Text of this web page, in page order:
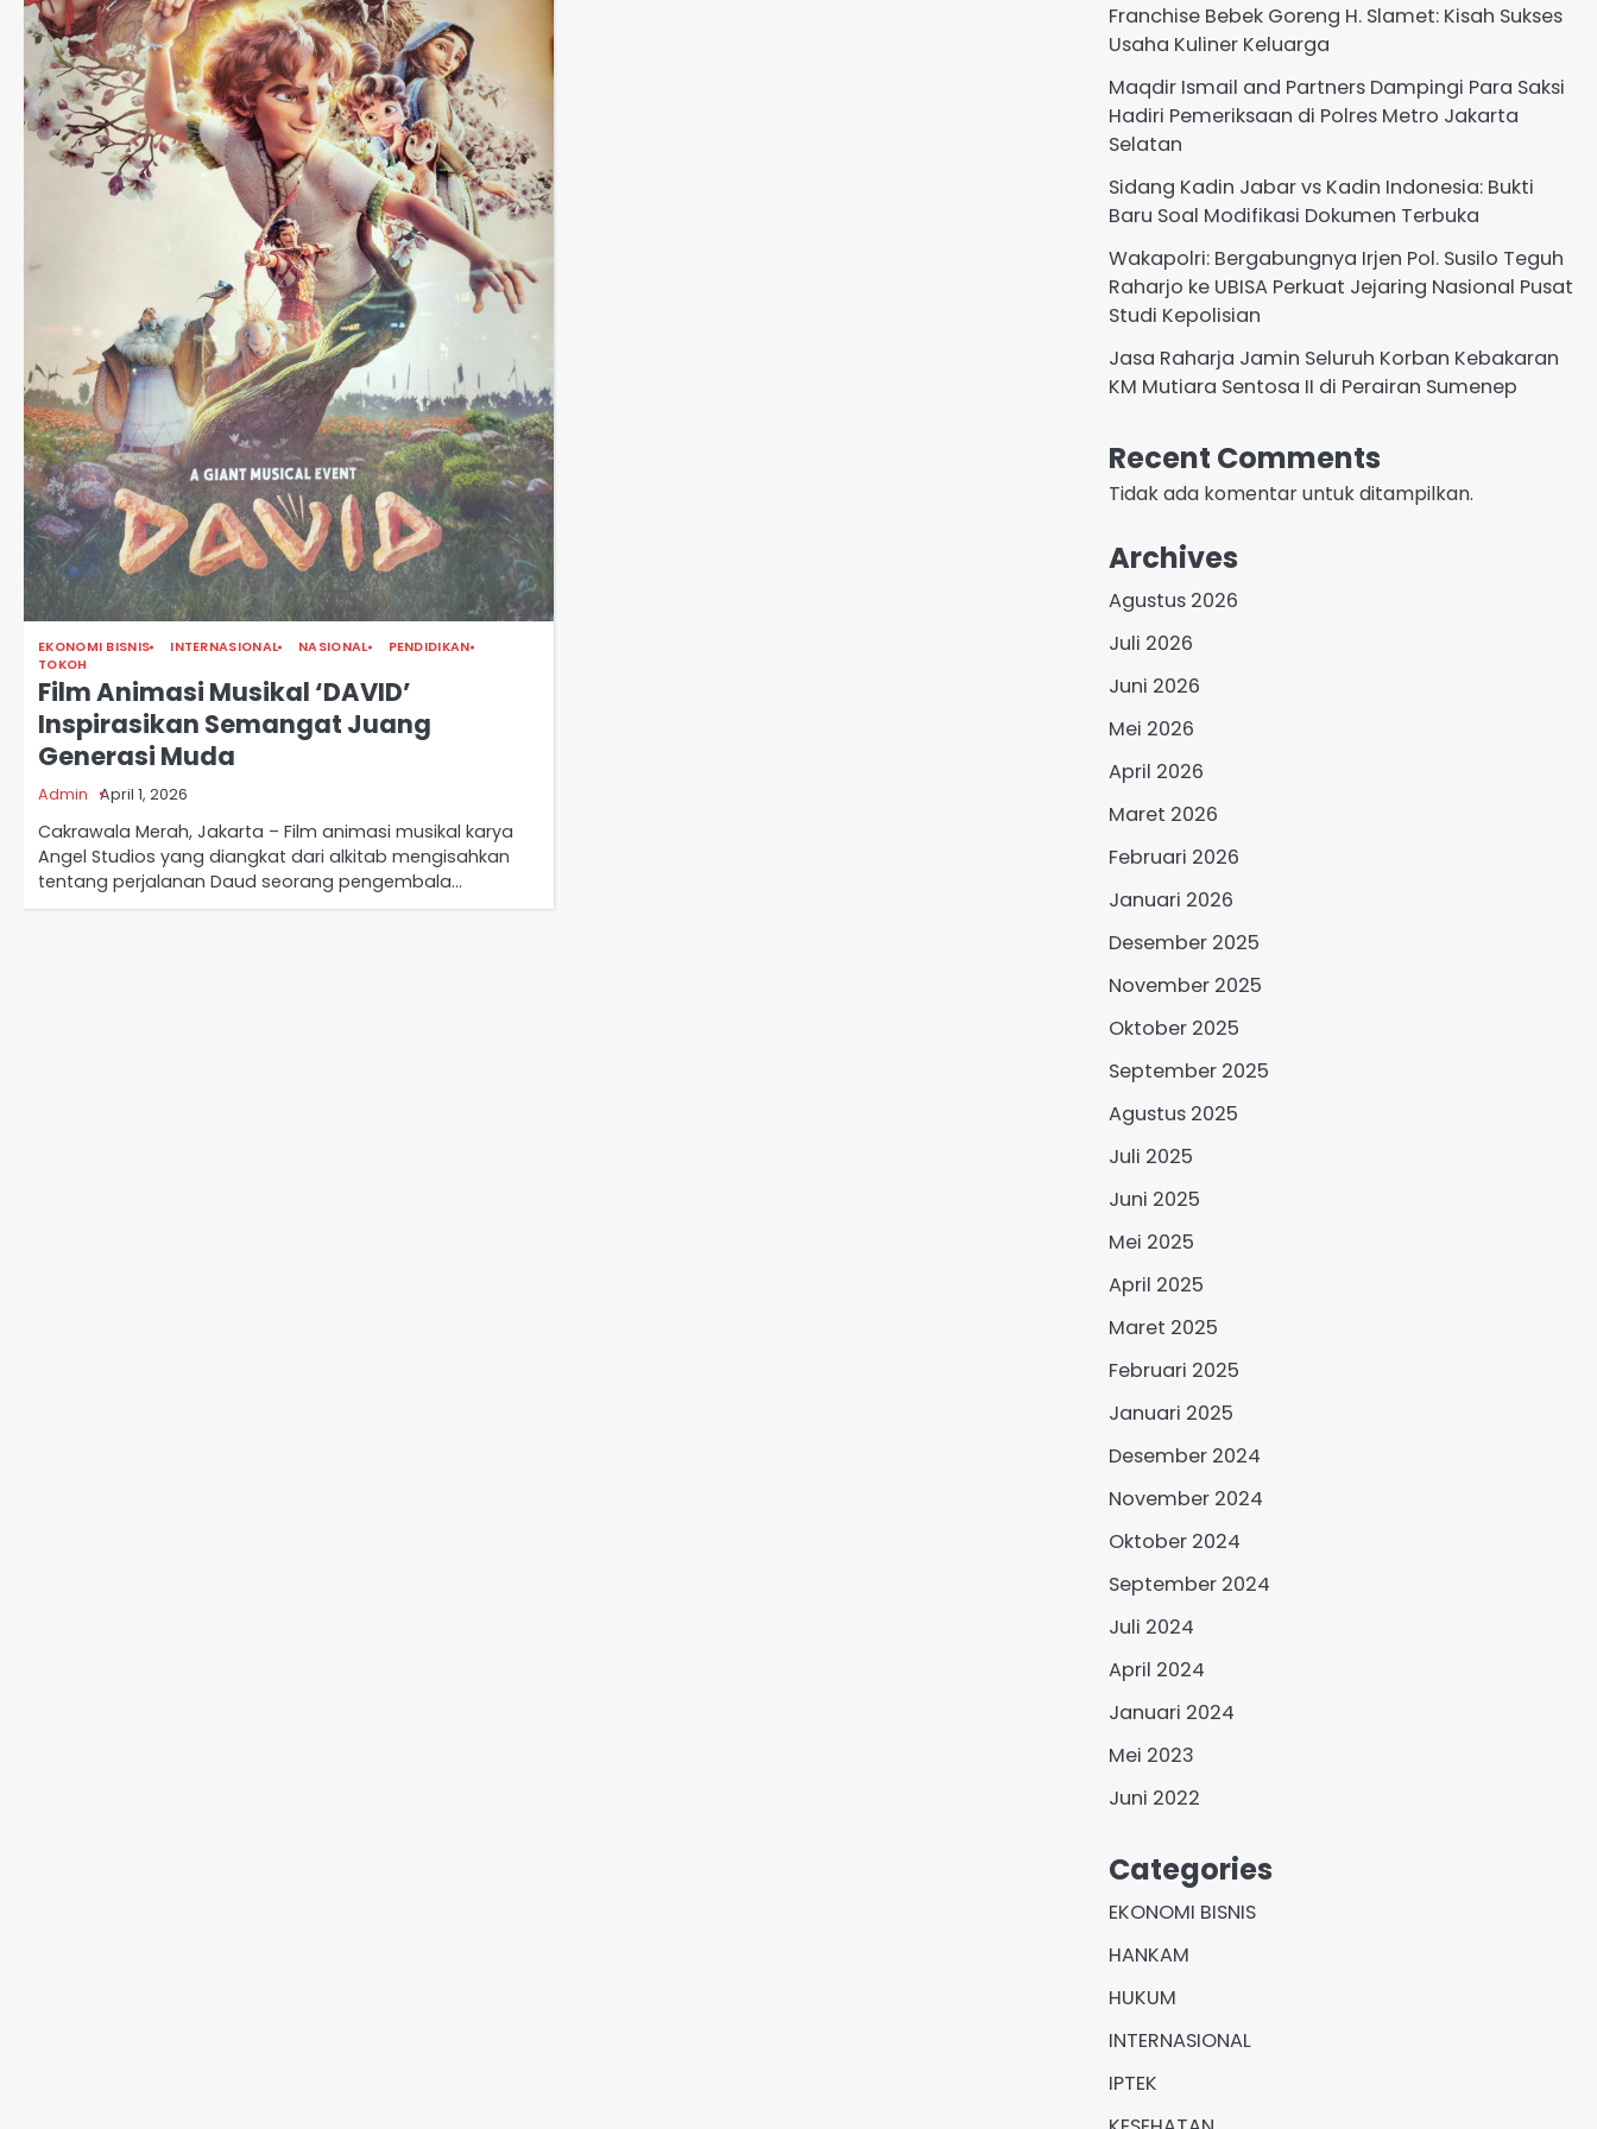
EKONOMI BISNIS INTERNASIONAL NASIONAL
PENDIDIKAN
TOKOH
Film Animasi Musikal ‘DAVID’
Inspirasikan Semangat Juang
Generasi Muda
Admin April 1, 2026
Cakrawala Merah, Jakarta – Film animasi musikal karya
Angel Studios yang diangkat dari alkitab mengisahkan
tentang perjalanan Daud seorang pengembala…
Franchise Bebek Goreng H. Slamet: Kisah Sukses
Usaha Kuliner Keluarga
Maqdir Ismail and Partners Dampingi Para Saksi
Hadiri Pemeriksaan di Polres Metro Jakarta
Selatan
Sidang Kadin Jabar vs Kadin Indonesia: Bukti
Baru Soal Modifikasi Dokumen Terbuka
Wakapolri: Bergabungnya Irjen Pol. Susilo Teguh
Raharjo ke UBISA Perkuat Jejaring Nasional Pusat
Studi Kepolisian
Jasa Raharja Jamin Seluruh Korban Kebakaran
KM Mutiara Sentosa II di Perairan Sumenep
Recent Comments
Tidak ada komentar untuk ditampilkan.
Archives
Agustus 2026
Juli 2026
Juni 2026
Mei 2026
April 2026
Maret 2026
Februari 2026
Januari 2026
Desember 2025
November 2025
Oktober 2025
September 2025
Agustus 2025
Juli 2025
Juni 2025
Mei 2025
April 2025
Maret 2025
Februari 2025
Januari 2025
Desember 2024
November 2024
Oktober 2024
September 2024
Juli 2024
April 2024
Januari 2024
Mei 2023
Juni 2022
Categories
EKONOMI BISNIS
HANKAM
HUKUM
INTERNASIONAL
IPTEK